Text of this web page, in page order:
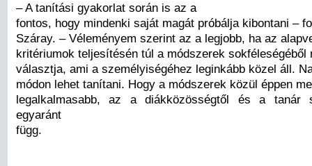
– A tanítási gyakorlat során is az a
fontos, hogy mindenki saját magát próbálja kibontani –
Száray. – Véleményem szerint az a legjobb, ha az
kritériumok teljesítésén túl a módszerek sokféleségéből
választja, ami a személyiségéhez leginkább közel áll.
módon lehet tanítani. Hogy a módszerek közül éppen
legalkalmasabb, az a diákközösségtől és a tanár
egyaránt
függ.